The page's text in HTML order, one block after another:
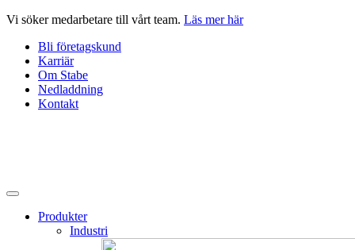
Hoppa
innehåll
Vi söker medarbetare till vårt team. Läs mer här
Bli företagskund
Karriär
Om Stabe
Nedladdning
Kontakt
Produkter
Industri